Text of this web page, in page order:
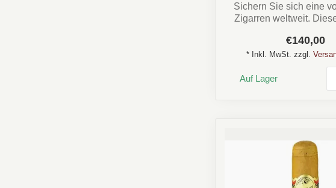
Sichern Sie sich eine
Zigarren weltweit.
€140,00
* Inkl. MwSt. zzgl.
Auf Lager